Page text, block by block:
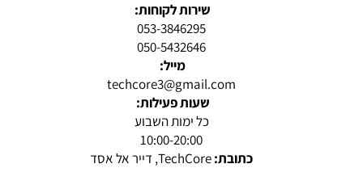
שירות לקוחות:
053-3846295
050-5432646
מייל:
techcore3@gmail.com
שעות פעילות:
כל ימות השבוע
10:00-20:00
כתובת:TechCore, דייר אל אסד